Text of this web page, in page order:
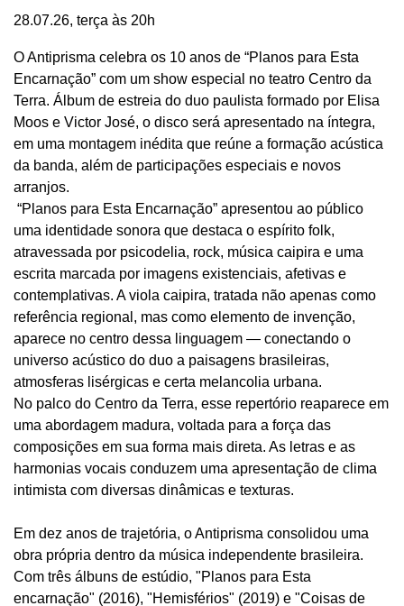
28.07.26, terça às 20h
O Antiprisma celebra os 10 anos de “Planos para Esta
Encarnação” com um show especial no teatro Centro da
Terra. Álbum de estreia do duo paulista formado por Elisa
Moos e Victor José, o disco será apresentado na íntegra,
em uma montagem inédita que reúne a formação acústica
da banda, além de participações especiais e novos
arranjos.
“Planos para Esta Encarnação” apresentou ao público
uma identidade sonora que destaca o espírito folk,
atravessada por psicodelia, rock, música caipira e uma
escrita marcada por imagens existenciais, afetivas e
contemplativas. A viola caipira, tratada não apenas como
referência regional, mas como elemento de invenção,
aparece no centro dessa linguagem — conectando o
universo acústico do duo a paisagens brasileiras,
atmosferas lisérgicas e certa melancolia urbana.
No palco do Centro da Terra, esse repertório reaparece em
uma abordagem madura, voltada para a força das
composições em sua forma mais direta. As letras e as
harmonias vocais conduzem uma apresentação de clima
intimista com diversas dinâmicas e texturas.
Em dez anos de trajetória, o Antiprisma consolidou uma
obra própria dentro da música independente brasileira.
Com três álbuns de estúdio, "Planos para Esta
encarnação" (2016), "Hemisférios" (2019) e "Coisas de